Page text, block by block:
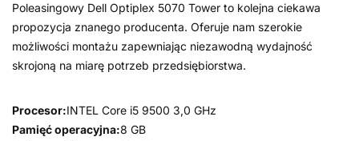
Poleasingowy Dell Optiplex 5070 Tower to kolejna ciekawa
propozycja znanego producenta. Oferuje nam szerokie
możliwości montażu zapewniając niezawodną wydajność
skrojoną na miarę potrzeb przedsiębiorstwa.
Procesor:INTEL Core i5 9500 3,0 GHz
Pamięć operacyjna:8 GB